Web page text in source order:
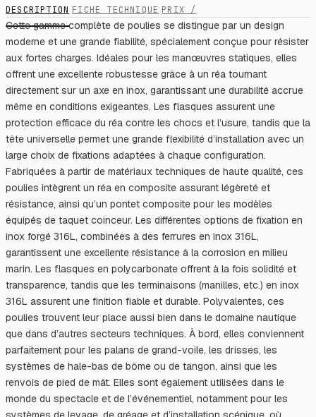
DESCRIPTION FICHE TECHNIQUE PRIX /
Cette gamme complète de poulies se distingue par un design
moderne et une grande fiabilité, spécialement conçue pour résister
aux fortes charges. Idéales pour les manœuvres statiques, elles
offrent une excellente robustesse grâce à un réa tournant
directement sur un axe en inox, garantissant une durabilité accrue
même en conditions exigeantes. Les flasques assurent une
protection efficace du réa contre les chocs et l’usure, tandis que la
tête universelle permet une grande flexibilité d’installation avec un
large choix de fixations adaptées à chaque configuration.
Fabriquées à partir de matériaux techniques de haute qualité, ces
poulies intègrent un réa en composite assurant légèreté et
résistance, ainsi qu’un pontet composite pour les modèles
équipés de taquet coinceur. Les différentes options de fixation en
inox forgé 316L, combinées à des ferrures en inox 316L,
garantissent une excellente résistance à la corrosion en milieu
marin. Les flasques en polycarbonate offrent à la fois solidité et
transparence, tandis que les terminaisons (manilles, etc.) en inox
316L assurent une finition fiable et durable. Polyvalentes, ces
poulies trouvent leur place aussi bien dans le domaine nautique
que dans d’autres secteurs techniques. À bord, elles conviennent
parfaitement pour les palans de grand-voile, les drisses, les
systèmes de hale-bas de bôme ou de tangon, ainsi que les
renvois de pied de mât. Elles sont également utilisées dans le
monde du spectacle et de l’événementiel, notamment pour les